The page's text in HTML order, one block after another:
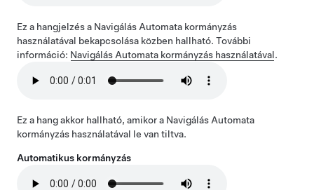
Ez a hangjelzés a Navigálás Automata kormányzás
használatával bekapcsolása közben hallható. További
információ: Navigálás Automata kormányzás használatával.
Ez a hang akkor hallható, amikor a Navigálás Automata
kormányzás használatával le van tiltva.
Automatikus kormányzás